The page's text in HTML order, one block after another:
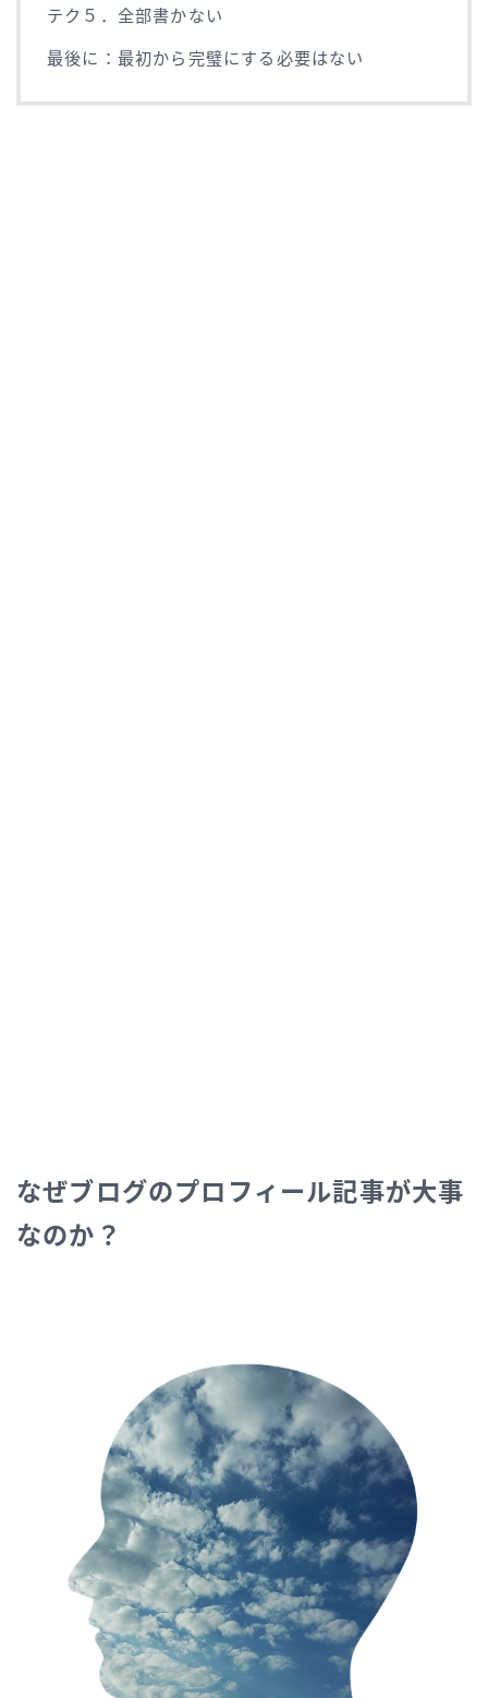
テク５．全部書かない
最後に：最初から完璧にする必要はない
なぜブログのプロフィール記事が大事
なのか？